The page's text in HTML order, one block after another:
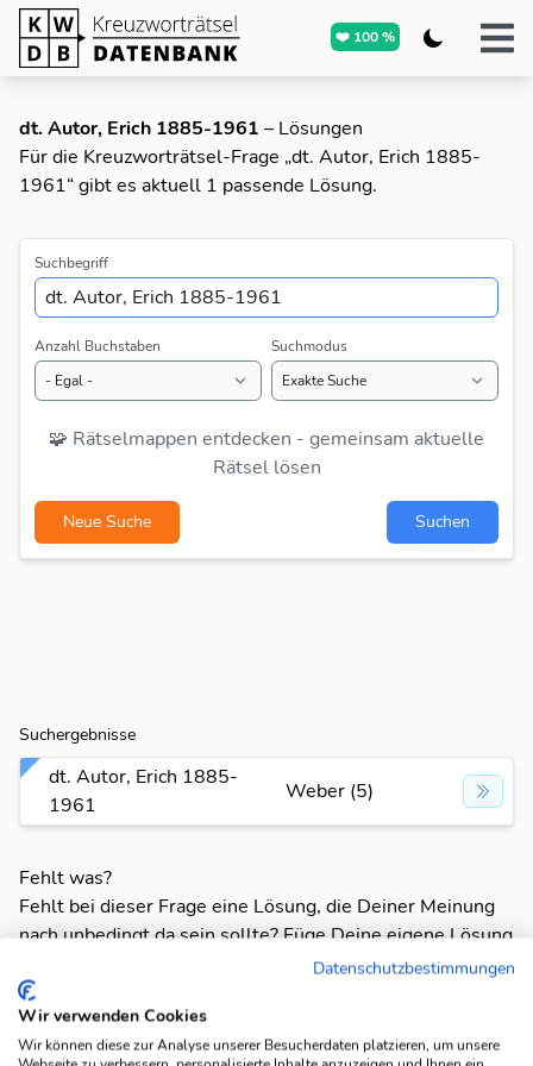
❤️ 100 %
dt. Autor, Erich 1885-1961 – Lösungen
Für die Kreuzworträtsel-Frage „dt. Autor, Erich 1885-
1961“ gibt es aktuell 1 passende Lösung.
Suchbegriff
Anzahl Buchstaben Suchmodus
🧩 Rätselmappen entdecken - gemeinsam aktuelle
Rätsel lösen
Neue Suche Suchen
Suchergebnisse
dt. Autor, Erich 1885-
1961
Weber (5)
Fehlt was?
Fehlt bei dieser Frage eine Lösung, die Deiner Meinung
nach unbedingt da sein sollte? Füge Deine eigene Lösung
hinzu und bereichere unsere Datenbank!
Mach mit und registriere dich!
Datenschutzbestimmungen
Wir verwenden Cookies
Wir können diese zur Analyse unserer Besucherdaten platzieren, um unsere